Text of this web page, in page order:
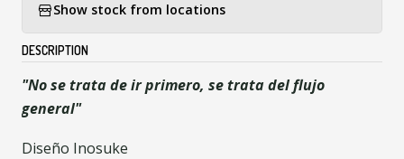
Show stock from locations
DESCRIPTION
"No se trata de ir primero, se trata del flujo
general"
Diseño Inosuke